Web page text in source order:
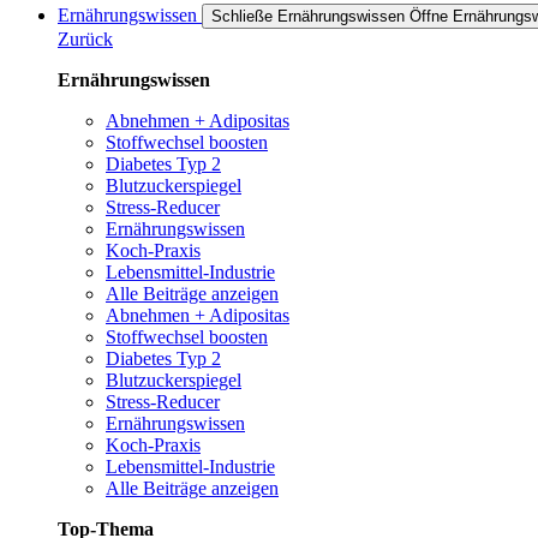
Ernährungswissen Schließe Ernährungswissen Öffne
Zurück
Ernährungswissen
Abnehmen + Adipositas
Stoffwechsel boosten
Diabetes Typ 2
Blutzuckerspiegel
Stress-Reducer
Ernährungswissen
Koch-Praxis
Lebensmittel-Industrie
Alle Beiträge anzeigen
Abnehmen + Adipositas
Stoffwechsel boosten
Diabetes Typ 2
Blutzuckerspiegel
Stress-Reducer
Ernährungswissen
Koch-Praxis
Lebensmittel-Industrie
Alle Beiträge anzeigen
Top-Thema